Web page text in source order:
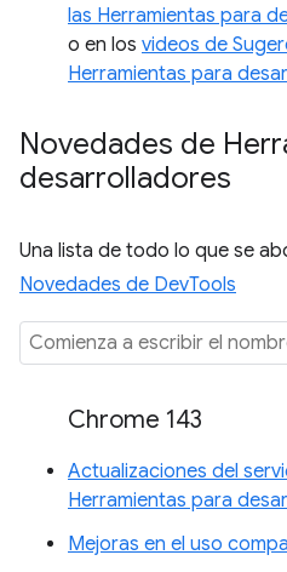
las Herramientas para
o en los videos de
Herramientas para
Novedades de
desarrolladores
Una lista de todo lo que se
Novedades de DevTools
Chrome 143
Actualizaciones del
Herramientas para
Mejoras en el uso